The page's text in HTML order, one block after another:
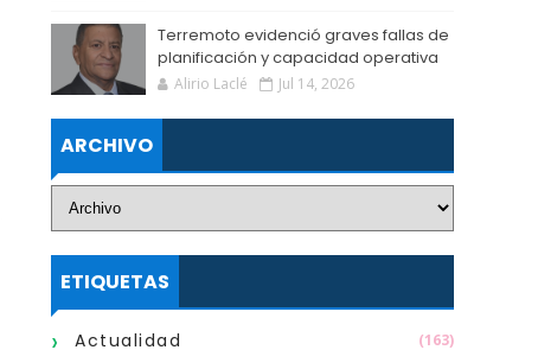
Terremoto evidenció graves fallas de
planificación y capacidad operativa
Alirio Laclé Jul 14, 2026
ARCHIVO
ETIQUETAS
Actualidad (163)